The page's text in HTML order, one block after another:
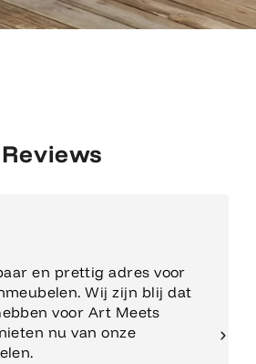
Reviews
en prettig adres voor
Wij zijn blij dat
voor Art Meets
nu van onze